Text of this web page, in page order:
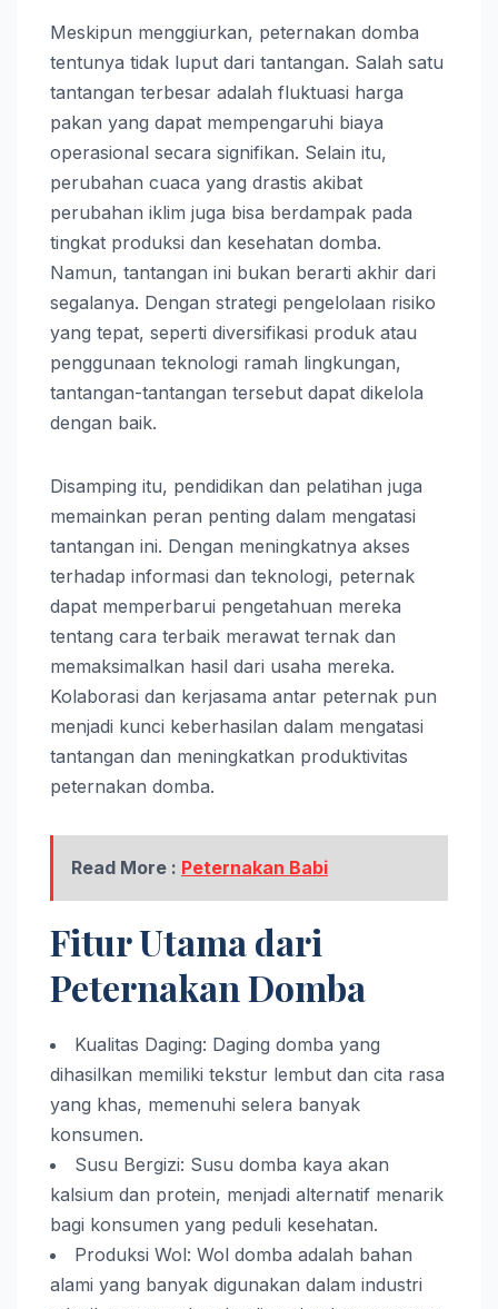
Meskipun menggiurkan, peternakan domba
tentunya tidak luput dari tantangan. Salah satu
tantangan terbesar adalah fluktuasi harga
pakan yang dapat mempengaruhi biaya
operasional secara signifikan. Selain itu,
perubahan cuaca yang drastis akibat
perubahan iklim juga bisa berdampak pada
tingkat produksi dan kesehatan domba.
Namun, tantangan ini bukan berarti akhir dari
segalanya. Dengan strategi pengelolaan risiko
yang tepat, seperti diversifikasi produk atau
penggunaan teknologi ramah lingkungan,
tantangan-tantangan tersebut dapat dikelola
dengan baik.
Disamping itu, pendidikan dan pelatihan juga
memainkan peran penting dalam mengatasi
tantangan ini. Dengan meningkatnya akses
terhadap informasi dan teknologi, peternak
dapat memperbarui pengetahuan mereka
tentang cara terbaik merawat ternak dan
memaksimalkan hasil dari usaha mereka.
Kolaborasi dan kerjasama antar peternak pun
menjadi kunci keberhasilan dalam mengatasi
tantangan dan meningkatkan produktivitas
peternakan domba.
Read More : Peternakan Babi
Fitur Utama dari
Peternakan Domba
Kualitas Daging: Daging domba yang
dihasilkan memiliki tekstur lembut dan cita rasa
yang khas, memenuhi selera banyak
konsumen.
Susu Bergizi: Susu domba kaya akan
kalsium dan protein, menjadi alternatif menarik
bagi konsumen yang peduli kesehatan.
Produksi Wol: Wol domba adalah bahan
alami yang banyak digunakan dalam industri